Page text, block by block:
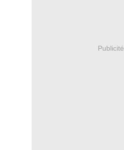
Publicité